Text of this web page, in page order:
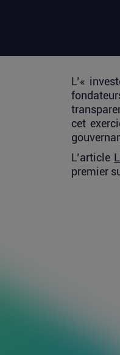
L’«
cet
L’article
premier